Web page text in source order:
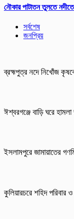
নৌকার পাটাতন তুলতে
সর্বশেষ
জনপ্রিয়
ব্রহ্মপুত্র নদে নিখোঁজ
ঈশ্বরগঞ্জে বাড়ি ঘরে
ইসলামপুরে জামায়াতের
কুলিয়ারচরে শহিদ পরিবার